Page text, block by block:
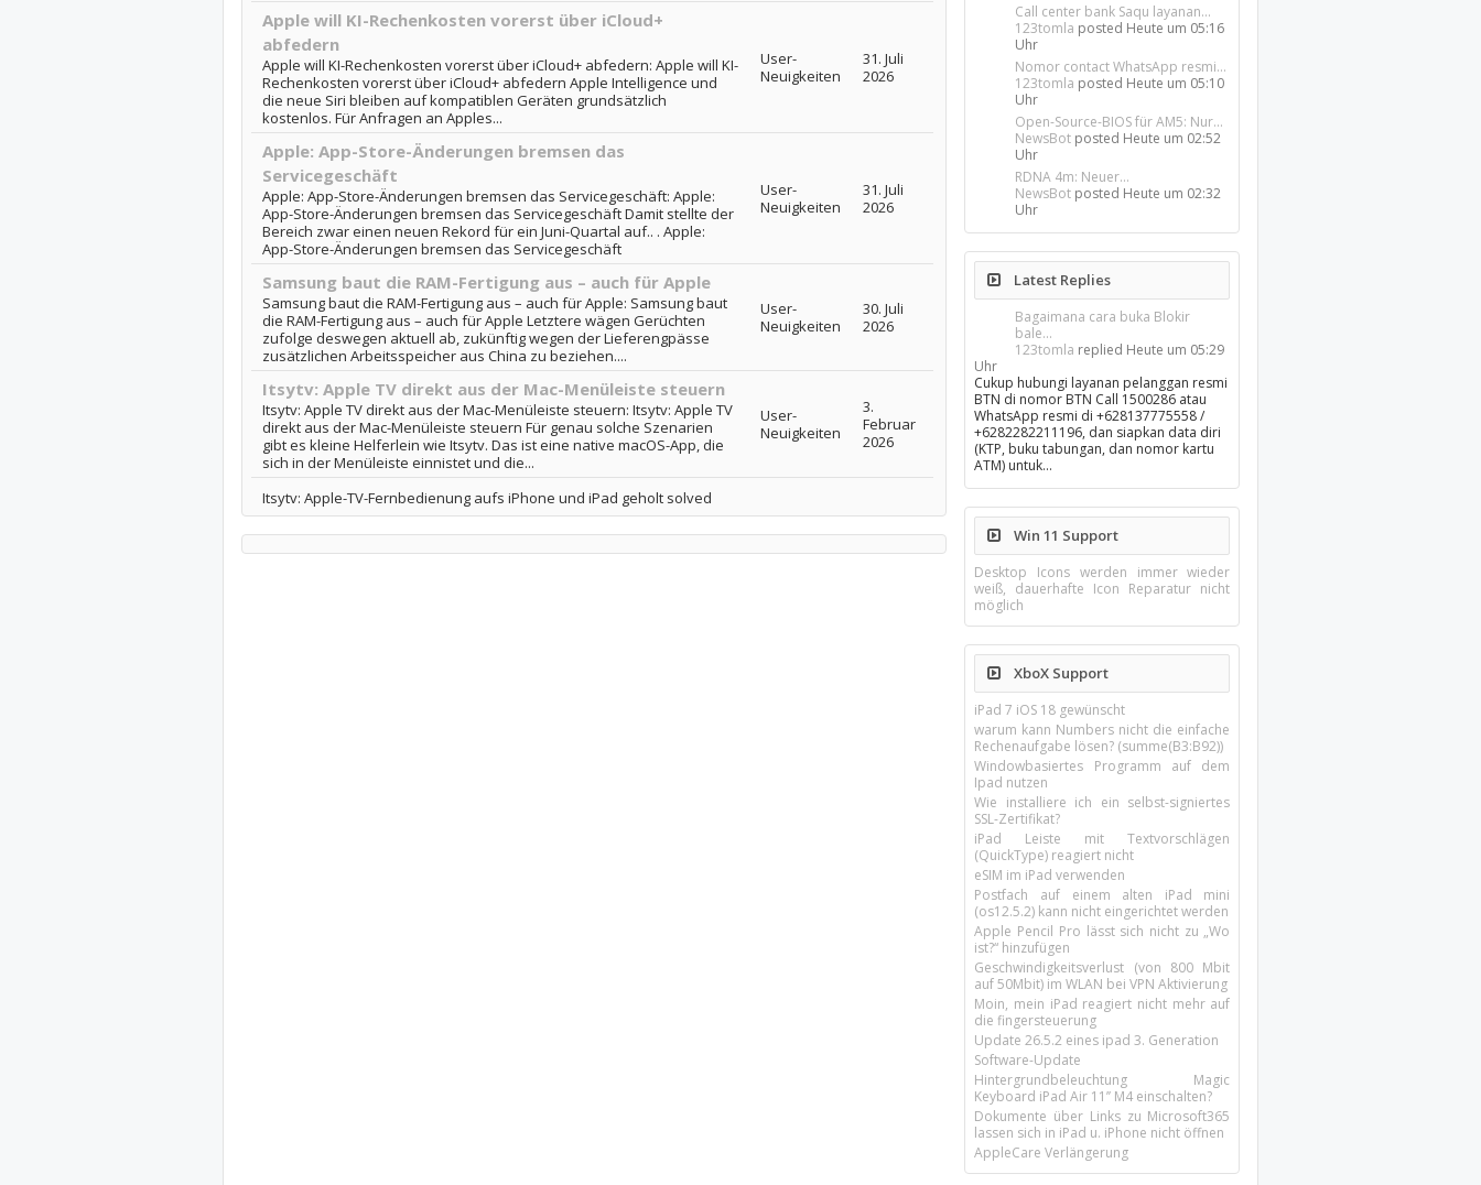
Apple will KI-Rechenkosten vorerst über iCloud+
abfedern
Apple will KI-Rechenkosten vorerst über iCloud+ abfedern: Apple will KI-
Rechenkosten vorerst über iCloud+ abfedern Apple Intelligence und
die neue Siri bleiben auf kompatiblen Geräten grundsätzlich
kostenlos. Für Anfragen an Apples...
User-
Neuigkeiten
31. Juli
2026
Apple: App-Store-Änderungen bremsen das
Servicegeschäft
Apple: App-Store-Änderungen bremsen das Servicegeschäft: Apple:
App-Store-Änderungen bremsen das Servicegeschäft Damit stellte der
Bereich zwar einen neuen Rekord für ein Juni-Quartal auf.. . Apple:
App-Store-Änderungen bremsen das Servicegeschäft
User-
Neuigkeiten
31. Juli
2026
Samsung baut die RAM-Fertigung aus – auch für Apple
Samsung baut die RAM-Fertigung aus – auch für Apple: Samsung baut
die RAM-Fertigung aus – auch für Apple Letztere wägen Gerüchten
zufolge deswegen aktuell ab, zukünftig wegen der Lieferengpässe
zusätzlichen Arbeitsspeicher aus China zu beziehen....
User-
Neuigkeiten
30. Juli
2026
Itsytv: Apple TV direkt aus der Mac-Menüleiste steuern
Itsytv: Apple TV direkt aus der Mac-Menüleiste steuern: Itsytv: Apple TV
direkt aus der Mac-Menüleiste steuern Für genau solche Szenarien
gibt es kleine Helferlein wie Itsytv. Das ist eine native macOS-App, die
sich in der Menüleiste einnistet und die...
User-
Neuigkeiten
3.
Februar
2026
Itsytv: Apple-TV-Fernbedienung aufs iPhone und iPad geholt solved
Call center bank Saqu layanan...
123tomla posted Heute um 05:16
Uhr
Nomor contact WhatsApp resmi...
123tomla posted Heute um 05:10
Uhr
Open-Source-BIOS für AM5: Nur...
NewsBot posted Heute um 02:52
Uhr
RDNA 4m: Neuer...
NewsBot posted Heute um 02:32
Uhr
Latest Replies
Bagaimana cara buka Blokir
bale...
123tomla replied Heute um 05:29
Uhr
Cukup hubungi layanan pelanggan resmi
BTN di nomor BTN Call 1500286 atau
WhatsApp resmi di +628137775558 /
+6282282211196, dan siapkan data diri
(KTP, buku tabungan, dan nomor kartu
ATM) untuk…
Win 11 Support
Desktop Icons werden immer wieder
weiß, dauerhafte Icon Reparatur nicht
möglich
XboX Support
iPad 7 iOS 18 gewünscht
warum kann Numbers nicht die einfache
Rechenaufgabe lösen? (summe(B3:B92))
Windowbasiertes Programm auf dem
Ipad nutzen
Wie installiere ich ein selbst-signiertes
SSL-Zertifikat?
iPad Leiste mit Textvorschlägen
(QuickType) reagiert nicht
eSIM im iPad verwenden
Postfach auf einem alten iPad mini
(os12.5.2) kann nicht eingerichtet werden
Apple Pencil Pro lässt sich nicht zu „Wo
ist?“ hinzufügen
Geschwindigkeitsverlust (von 800 Mbit
auf 50Mbit) im WLAN bei VPN Aktivierung
Moin, mein iPad reagiert nicht mehr auf
die fingersteuerung
Update 26.5.2 eines ipad 3. Generation
Software-Update
Hintergrundbeleuchtung Magic
Keyboard iPad Air 11’’ M4 einschalten?
Dokumente über Links zu Microsoft365
lassen sich in iPad u. iPhone nicht öffnen
AppleCare Verlängerung